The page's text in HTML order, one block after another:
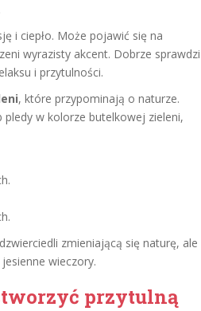
i ciepło. Może pojawić się na
wyrazisty akcent. Dobrze sprawdzi
i przytulności.
, które przypominają o naturze.
w kolorze butelkowej zieleni,
zmieniającą się naturę, ale
wieczory.
przytulną